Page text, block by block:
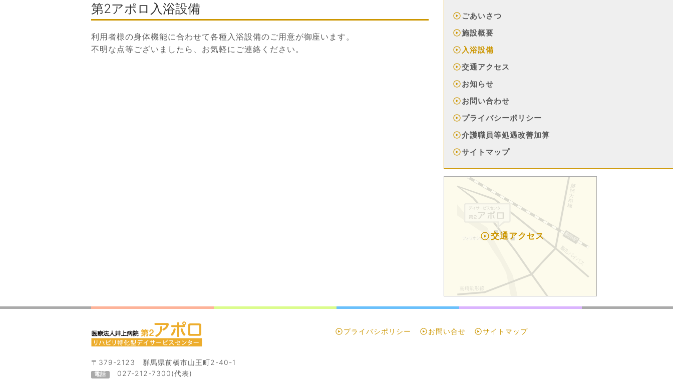
第2アポロ入浴設備
利用者様の身体機能に合わせて各種入浴設備のご用意が御座います。
不明な点等ございましたら、お気軽にご連絡ください。
ごあいさつ
施設概要
入浴設備
交通アクセス
お知らせ
お問い合わせ
プライバシーポリシー
介護職員等処遇改善加算
サイトマップ
交通アクセス
〒379-2123 群馬県前橋市山王町2-40-1
電話 027-212-7300(代表)
プライバシポリシー お問い合せ サイトマップ